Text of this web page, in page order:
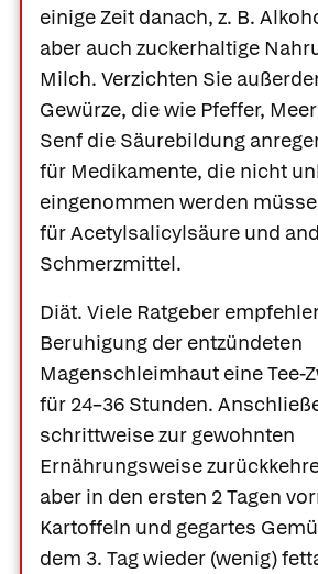
einige Zeit danach, z. B.
aber auch zuckerhaltige
Milch. Verzichten Sie
Gewürze, die wie Pfeffer,
Senf die Säurebildung
für Medikamente, die nicht
eingenommen werden
für Acetylsalicylsäure und
Schmerzmittel.
Diät. Viele Ratgeber
Beruhigung der entzündeten
Magenschleimhaut eineTee-
für 24–36 Stunden.
schrittweise zur gewohnten
Ernährungsweise
aber in den ersten 2 Tagen
Kartoffeln und gegartes
dem 3. Tag wieder (wenig)